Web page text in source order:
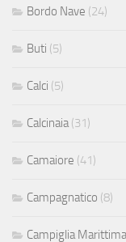
Bordo Nave (24)
Buti (5)
Calci (5)
Calcinaia (31)
Camaiore (41)
Campagnatico (8)
Campiglia Marittima